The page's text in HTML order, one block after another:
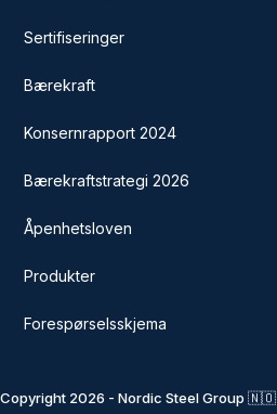
Sertifiseringer
Bærekraft
Konsernrapport 2024
Bærekraftstrategi 2026
Åpenhetsloven
Produkter
Forespørselsskjema
Copyright 2026 - Nordic Steel Group 🇳🇴